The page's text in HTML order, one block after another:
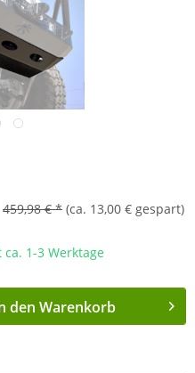
459,98 € * (ca. 13,00 € gespart)
1-3 Werktage
den Warenkorb